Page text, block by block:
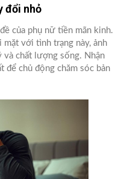
đổi nhỏ
của phụ nữ tiền mãn kinh.
mặt với tình trạng này, ảnh
và chất lượng sống. Nhận
để chủ động chăm sóc bản